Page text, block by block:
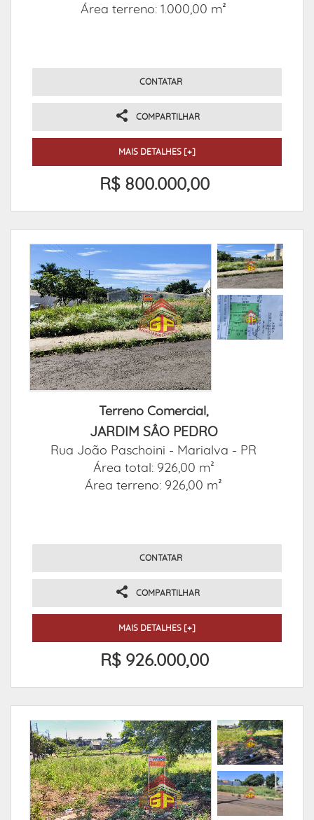
Área terreno: 1.000,00 m²
CONTATAR
COMPARTILHAR
MAIS DETALHES [+]
R$ 800.000,00
Terreno Comercial,
JARDIM SÂO PEDRO
Rua João Paschoini - Marialva - PR
Área total: 926,00 m²
Área terreno: 926,00 m²
CONTATAR
COMPARTILHAR
MAIS DETALHES [+]
R$ 926.000,00